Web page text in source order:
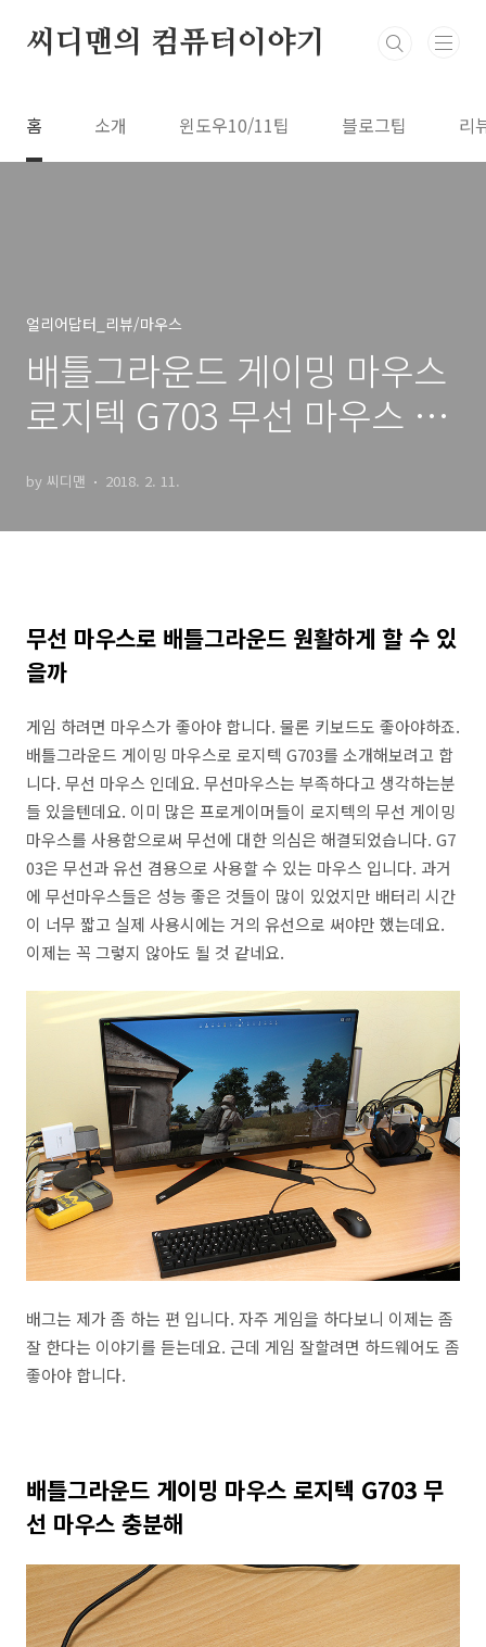
씨디맨의 컴퓨터이야기
홈 소개 윈도우10/11팁 블로그팁 리
얼리어답터_리뷰/마우스
배틀그라운드 게이밍 마우스
로지텍 G703 무선 마우스 충
by 씨디맨 2018. 2. 11.
무선 마우스로 배틀그라운드 원활하게 할 수 있
을까
게임 하려면 마우스가 좋아야 합니다. 물론 키보드도 좋아야하죠.
배틀그라운드 게이밍 마우스로 로지텍 G703를 소개해보려고 합
니다. 무선 마우스 인데요. 무선마우스는 부족하다고 생각하는분
들 있을텐데요. 이미 많은 프로게이머들이 로지텍의 무선 게이밍
마우스를 사용함으로써 무선에 대한 의심은 해결되었습니다. G7
03은 무선과 유선 겸용으로 사용할 수 있는 마우스 입니다. 과거
에 무선마우스들은 성능 좋은 것들이 많이 있었지만 배터리 시간
이 너무 짧고 실제 사용시에는 거의 유선으로 써야만 했는데요.
이제는 꼭 그렇지 않아도 될 것 같네요.
배그는 제가 좀 하는 편 입니다. 자주 게임을 하다보니 이제는 좀
잘 한다는 이야기를 듣는데요. 근데 게임 잘할려면 하드웨어도 좀
좋아야 합니다.
배틀그라운드 게이밍 마우스 로지텍 G703 무
선 마우스 충분해